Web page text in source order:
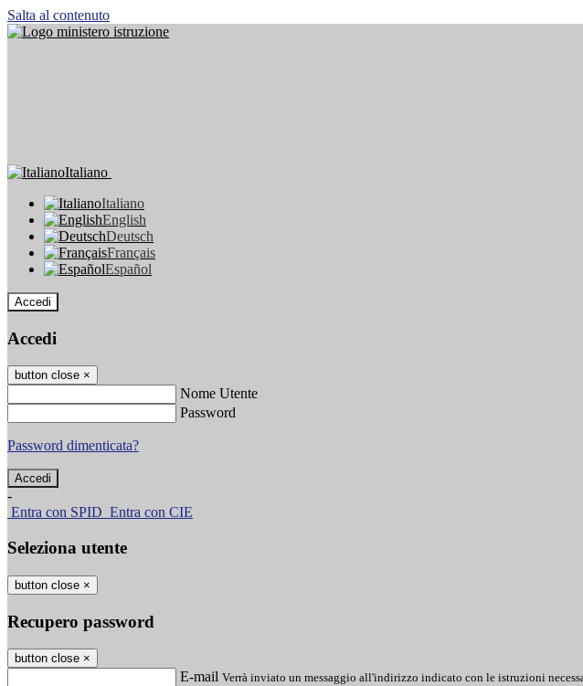
Salta al contenuto
Italiano
Italiano
English
Deutsch
Français
Español
Accedi
Accedi
button close ×
Nome Utente
Password
Password dimenticata?
-
Entra con SPID Entra con CIE
Seleziona utente
button close ×
Recupero password
button close ×
E-mail Verrà inviato un messaggio all'indirizzo indicato con le istruzioni